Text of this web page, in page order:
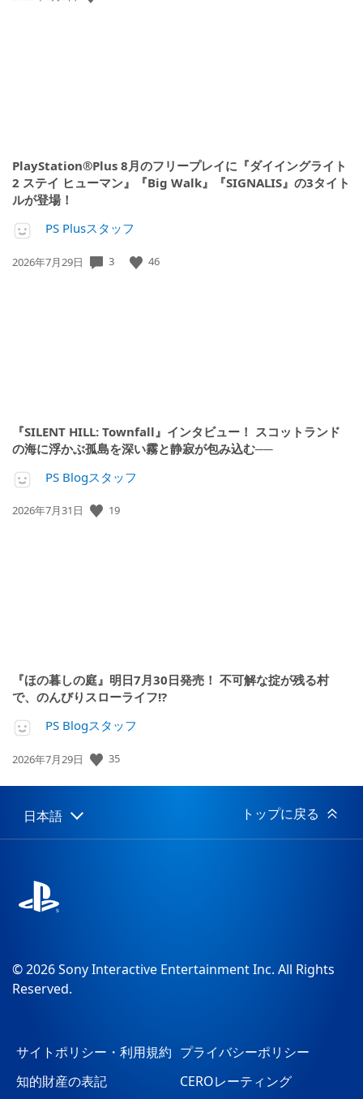
PlayStation®Plus 8月のフリープレイに『ダイイングライト
2 ステイ ヒューマン』『Big Walk』『SIGNALIS』の3タイト
ルが登場！
PS Plusスタッフ
公
2026年7月29日 3 46
『SILENT HILL: Townfall』インタビュー！ スコットランド
の海に浮かぶ孤島を深い霧と静寂が包み込む──
PS Blogスタッフ
公
2026年7月31日 19
『ほの暮しの庭』明日7月30日発売！ 不可解な掟が残る村
で、のんびりスローライフ!?
PS Blogスタッフ
公
日:
2026年7月29日 35
Select
a
Current
region:
日本語 トップに戻る
© 2026 Sony Interactive Entertainment Inc. All Rights
Reserved.
サイトポリシー・利用規約 プライバシーポリシー
知的財産の表記
CEROレーティング